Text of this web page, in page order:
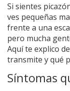
Si sientes
ves pequeñas
frente a una
pero mucha
Aquí te explico
transmite y qué
Síntomas